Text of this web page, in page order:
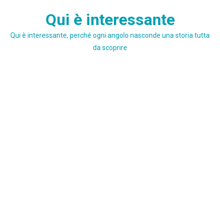
Qui è interessante
Qui è interessante, perché ogni angolo nasconde una storia tutta
da scoprire